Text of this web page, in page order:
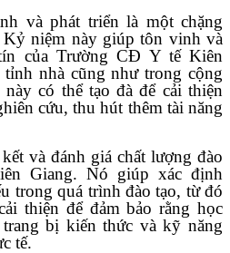
phát triển là một chặng
niệm này giúp tôn vinh và
của Trường CĐ Y tế Kiên
nhà cũng như trong cộng
có thể tạo đà để cải thiện
cứu, thu hút thêm tài năng
và đánh giá chất lượng đào
Giang. Nó giúp xác định
trong quá trình đào tạo, từ đó
thiện để đảm bảo rằng học
bị kiến thức và kỹ năng
tế.